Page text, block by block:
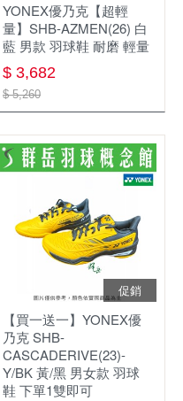
YONEX優乃克【超輕
量】SHB-AZMEN(26) 白
藍 男款 羽球鞋 耐磨 輕量
$ 3,682
$ 5,260
促銷
【買一送一】YONEX優
乃克 SHB-
CASCADERIVE(23)-
Y/BK 黃/黑 男女款 羽球
鞋 下單1雙即可